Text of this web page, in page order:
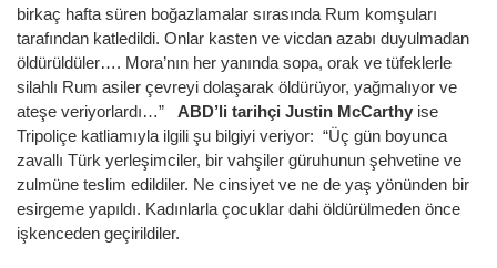
birkaç hafta süren boğazlamalar sırasında Rum komşuları
tarafından katledildi. Onlar kasten ve vicdan azabı duyulmadan
öldürüldüler…. Mora’nın her yanında sopa, orak ve tüfeklerle
silahlı Rum asiler çevreyi dolaşarak öldürüyor, yağmalıyor ve
ateşe veriyorlardı…” ABD’li tarihçi Justin McCarthy ise
Tripoliçe katliamıyla ilgili şu bilgiyi veriyor: “Üç gün boyunca
zavallı Türk yerleşimciler, bir vahşiler güruhunun şehvetine ve
zulmüne teslim edildiler. Ne cinsiyet ve ne de yaş yönünden bir
esirgeme yapıldı. Kadınlarla çocuklar dahi öldürülmeden önce
işkenceden geçirildiler.